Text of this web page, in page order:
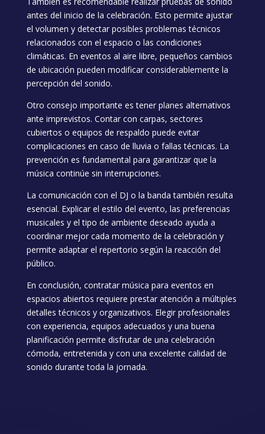
antes del inicio de la celebración. Esto permite ajustar
el volumen y detectar posibles problemas técnicos
relacionados con el espacio o las condiciones
climáticas. En eventos al aire libre, pequeños cambios
de ubicación pueden modificar considerablemente la
percepción del sonido.
Otro consejo importante es tener planes alternativos
ante imprevistos. Contar con carpas, sectores
cubiertos o equipos de respaldo puede evitar
complicaciones en caso de lluvia o fallas técnicas. La
prevención es fundamental para garantizar que la
música continúe sin interrupciones.
La comunicación con el DJ o la banda también resulta
esencial. Explicar el estilo del evento, las preferencias
musicales y el tipo de ambiente deseado ayuda a
coordinar mejor cada momento de la celebración y
permite adaptar el repertorio según la reacción del
público.
En conclusión, contratar música para eventos en
espacios abiertos requiere prestar atención a múltiples
detalles técnicos y organizativos. Elegir profesionales
con experiencia, equipos adecuados y una buena
planificación permite disfrutar de una celebración
cómoda, entretenida y con una excelente calidad de
sonido durante toda la jornada.